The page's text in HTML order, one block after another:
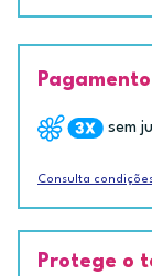
sem
Consulta
Protege o